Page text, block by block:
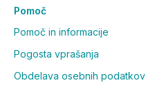
Pomoč
Pomoč in informacije
Pogosta vprašanja
Obdelava osebnih podatkov